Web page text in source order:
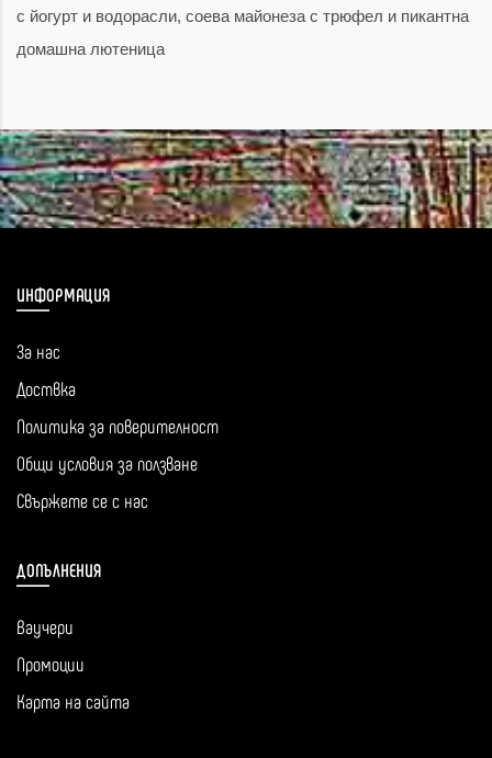
с йогурт и водорасли, соева майонеза с трюфел и пикантна
домашна лютеница
ИНФОРМАЦИЯ
За нас
Доствка
Политика за поверителност
Общи условия за ползване
Свържете се с нас
ДОПЪЛНЕНИЯ
Ваучери
Промоции
Карта на сайта